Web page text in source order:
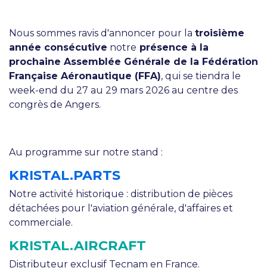
Nous sommes ravis d'annoncer pour la troisième
année consécutive notre présence à la
prochaine Assemblée Générale de la Fédération
Française Aéronautique (FFA), qui se tiendra le
week-end du 27 au 29 mars 2026 au centre des
congrès de Angers.
Au programme sur notre stand :
KRISTAL.PARTS
Notre activité historique : distribution de pièces
détachées pour l'aviation générale, d'affaires et
commerciale.
KRISTAL.AIRCRAFT
Distributeur exclusif Tecnam en France.